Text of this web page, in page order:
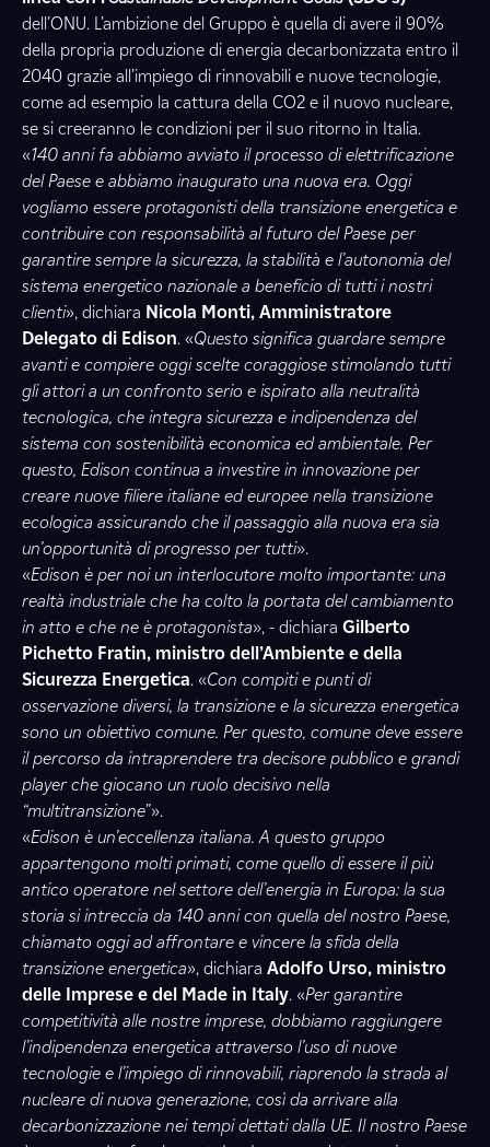
dell’ONU. L’ambizione del Gruppo è quella di avere il 90%
della propria produzione di energia decarbonizzata entro il
2040 grazie all’impiego di rinnovabili e nuove tecnologie,
come ad esempio la cattura della CO2 e il nuovo nucleare,
se si creeranno le condizioni per il suo ritorno in Italia.
«140 anni fa abbiamo avviato il processo di elettrificazione
del Paese e abbiamo inaugurato una nuova era. Oggi
vogliamo essere protagonisti della transizione energetica e
contribuire con responsabilità al futuro del Paese per
garantire sempre la sicurezza, la stabilità e l’autonomia del
sistema energetico nazionale a beneficio di tutti i nostri
clienti», dichiara Nicola Monti, Amministratore
Delegato di Edison. «Questo significa guardare sempre
avanti e compiere oggi scelte coraggiose stimolando tutti
gli attori a un confronto serio e ispirato alla neutralità
tecnologica, che integra sicurezza e indipendenza del
sistema con sostenibilità economica ed ambientale. Per
questo, Edison continua a investire in innovazione per
creare nuove filiere italiane ed europee nella transizione
ecologica assicurando che il passaggio alla nuova era sia
un’opportunità di progresso per tutti».
«Edison è per noi un interlocutore molto importante: una
realtà industriale che ha colto la portata del cambiamento
in atto e che ne è protagonista», - dichiara Gilberto
Pichetto Fratin, ministro dell’Ambiente e della
Sicurezza Energetica. «Con compiti e punti di
osservazione diversi, la transizione e la sicurezza energetica
sono un obiettivo comune. Per questo, comune deve essere
il percorso da intraprendere tra decisore pubblico e grandi
player che giocano un ruolo decisivo nella
“multitransizione”».
«Edison è un’eccellenza italiana. A questo gruppo
appartengono molti primati, come quello di essere il più
antico operatore nel settore dell’energia in Europa: la sua
storia si intreccia da 140 anni con quella del nostro Paese,
chiamato oggi ad affrontare e vincere la sfida della
transizione energetica», dichiara Adolfo Urso, ministro
delle Imprese e del Made in Italy. «Per garantire
competitività alle nostre imprese, dobbiamo raggiungere
l’indipendenza energetica attraverso l’uso di nuove
tecnologie e l’impiego di rinnovabili, riaprendo la strada al
nucleare di nuova generazione, così da arrivare alla
decarbonizzazione nei tempi dettati dalla UE. Il nostro Paese